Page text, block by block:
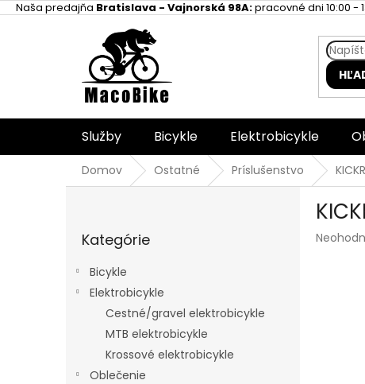
PrejsťNaša predajňa Bratislava - Vajnorská 98A:pracovné dni 10:00 -
Služby Bicykle Elektrobicykle
Domov Ostatné Príslušenstvo
kategórie
Kategórie
Bicykle
Elektrobicykle
Cestné/gravel elektrobicykle
MTB elektrobicykle
Krossové elektrobicykle
Oblečenie